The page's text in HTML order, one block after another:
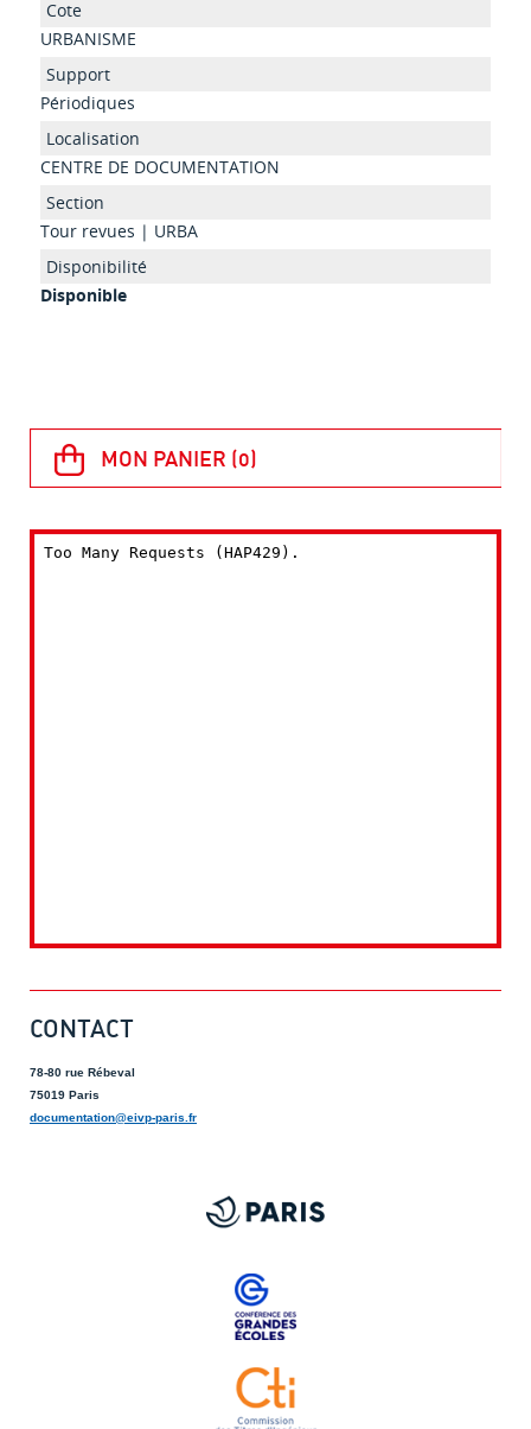
URBANISME
Périodiques
CENTRE DE DOCUMENTATION
Tour revues | URBA
Disponible
CONTACT
78-80 rue Rébeval
75019 Paris
documentation@eivp-paris.fr